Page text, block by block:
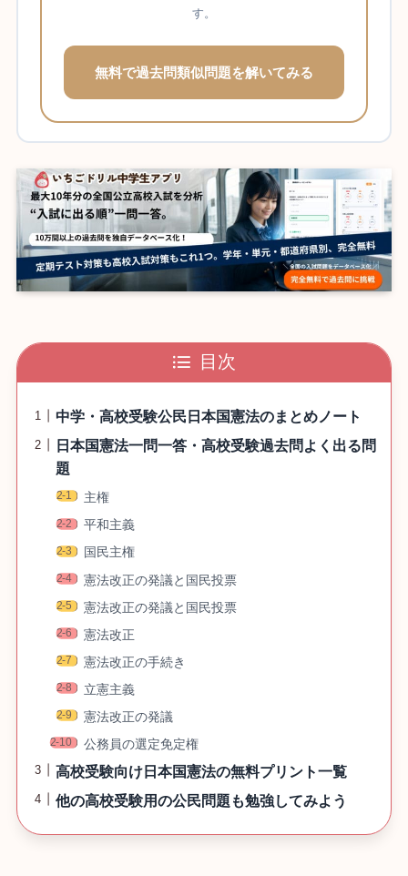
す。
無料で過去問類似問題を解いてみる
目次
中学・高校受験公民日本国憲法のまとめノート
日本国憲法一問一答・高校受験過去問よく出る問
題
主権
平和主義
国民主権
憲法改正の発議と国民投票
憲法改正の発議と国民投票
憲法改正
憲法改正の手続き
立憲主義
憲法改正の発議
公務員の選定免定権
高校受験向け日本国憲法の無料プリント一覧
他の高校受験用の公民問題も勉強してみよう